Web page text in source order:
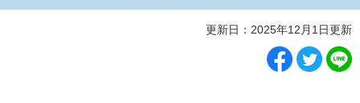
本
更新日：2025年12月1日更新